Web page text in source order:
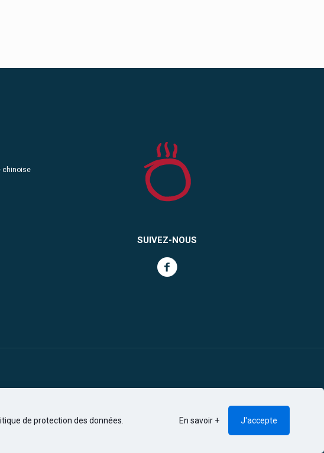
chinoise
SUIVEZ-NOUS
de protection des données En savoir + J'accepte